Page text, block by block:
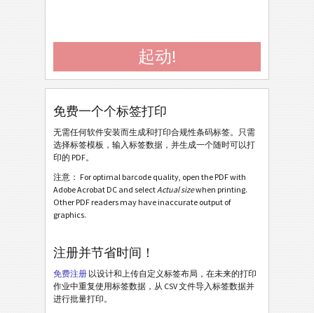
Caterpillar
GS1 GS1 标签
O Odette
G
B BOSCH
MAT MAT 标签
LTO LTO 标签
起动!
免费一个个标签打印
无需任何软件安装而生成和打印合规性条码标签。只需
选择标签模板，输入标签数据，并生成一个随时可以打
印的 PDF。
注意： For optimal barcode quality, open the PDF with
Adobe Acrobat DC and selectActual sizewhen printing.
Other PDF readers may have inaccurate output of
graphics.
注册并节省时间！
免费注册 以设计和上传自定义标签布局，在未来的打印
作业中重复使用标签数据，从 CSV 文件导入标签数据并
进行批量打印。